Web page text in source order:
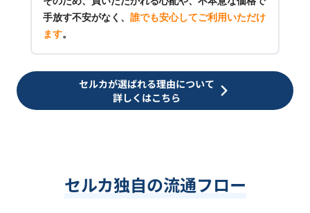
手放す不安がなく、 誰でも安心してご利用いただけ
ます。
セルカが選ばれる理由について
詳しくはこちら
セルカ独自の流通フロー